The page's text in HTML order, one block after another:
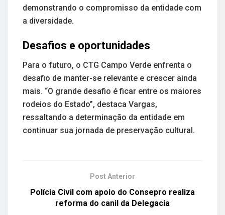
demonstrando o compromisso da entidade com
a diversidade.
Desafios e oportunidades
Para o futuro, o CTG Campo Verde enfrenta o
desafio de manter-se relevante e crescer ainda
mais. “O grande desafio é ficar entre os maiores
rodeios do Estado”, destaca Vargas,
ressaltando a determinação da entidade em
continuar sua jornada de preservação cultural.
Post Anterior
Polícia Civil com apoio do Consepro realiza
reforma do canil da Delegacia